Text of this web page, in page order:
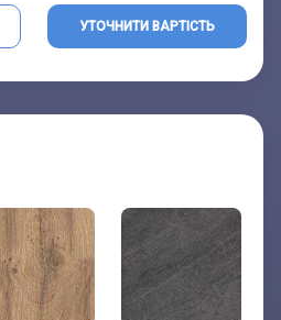
Шоурума
шоурума
(обов'язково)
вигідну ціну
(обов'язково)
УТОЧНИТИ ВАРТІСТЬ